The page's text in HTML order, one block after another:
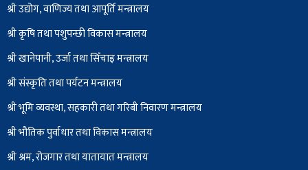
श्री उद्योग, वाणिज्य तथा आपूर्ति मन्त्रालय
श्री कृषि तथा पशुपन्छी विकास मन्त्रालय
श्री खानेपानी, उर्जा तथा सिँचाइ मन्त्रालय
श्री संस्कृति तथा पर्यटन मन्त्रालय
श्री भूमि व्यवस्था, सहकारी तथा गरिबी निवारण मन्त्रालय
श्री भौतिक पुर्वाधार तथा विकास मन्त्रालय
श्री श्रम, रोजगार तथा यातायात मन्त्रालय